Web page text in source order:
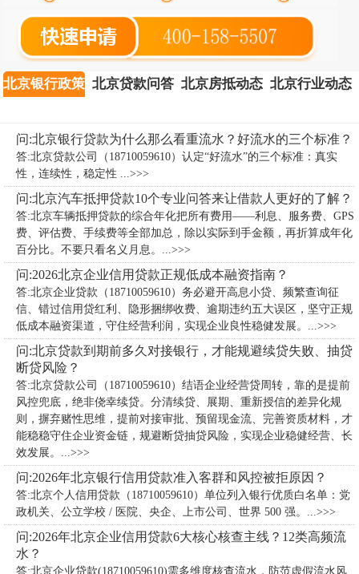
北京银行政策 北京贷款问答 北京房抵动态 北京行业动态
问:北京银行贷款为什么那么看重流水？好流水的三个标准？
答:北京贷款公司（18710059610）认定“好流水”的三个标准：真实
性，连续性，稳定性 ...>>>
问:北京汽车抵押贷款10个专业问答来让借款人更好的了解？
答:北京车辆抵押贷款的综合年化把所有费用——利息、服务费、GPS
费、评估费、手续费等全部加总，除以实际到手金额，再折算成年化
百分比。不要只看名义月息。...>>>
问:2026北京企业信用贷款正规低成本融资指南？
答:北京企业贷款（18710059610）务必避开高息小贷、频繁查询征
信、错过信用贷红利、隐形捆绑收费、逾期违约五大误区，坚守正规
低成本融资渠道，守住经营利润，实现企业良性稳健发展。...>>>
问:北京贷款到期前多久对接银行，才能规避续贷失败、抽贷
断贷风险？
答:北京贷款公司（18710059610）​结语企业经营贷周转，靠的是提前
风控兜底，绝非侥幸续贷。分清续贷、展期、重新授信的差异化规
则，摒弃赌性思维，提前对接审批、预留现金流、完善资质材料，才
能稳稳守住企业资金链，规避断贷抽贷风险，实现企业稳健经营、长
效发展。...>>>
问:2026年北京银行信用贷款准入客群和风控被拒原因？
答:北京个人信用贷款（18710059610）单位列入银行优质白名单：党
政机关、公立学校 / 医院、央企、上市公司、世界 500 强。...>>>
问:2026年北京企业信用贷款6大核心核查主线？12类高频流
水？
答:北京企业贷款(18710059610)需多维度核查流水，防范虚假流水风